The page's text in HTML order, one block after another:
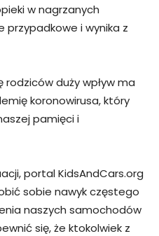
w nagrzanych
przypadkowe i wynika z
duży wpływ ma
koronowirusa, który
pamięci i
portal KidsAndCars.org
sobie nawyk częstego
naszych samochodów
się, że ktokolwiek z